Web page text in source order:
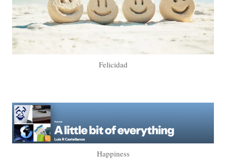
Felicidad
Happiness